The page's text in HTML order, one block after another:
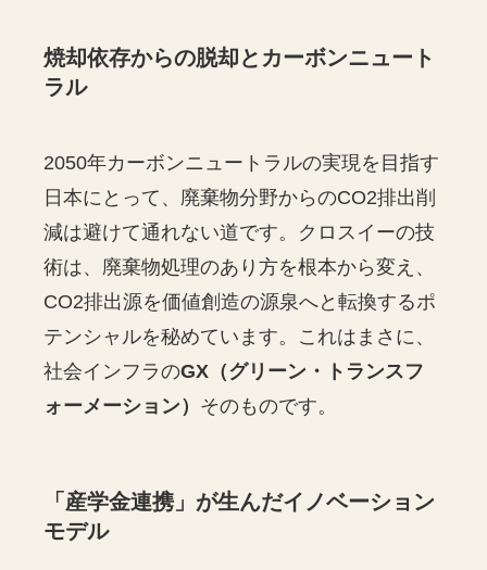
焼却依存からの脱却とカーボンニュート
ラル
2050年カーボンニュートラルの実現を目指す
日本にとって、廃棄物分野からのCO2排出削
減は避けて通れない道です。クロスイーの技
術は、廃棄物処理のあり方を根本から変え、
CO2排出源を価値創造の源泉へと転換するポ
テンシャルを秘めています。これはまさに、
社会インフラのGX（グリーン・トランスフ
ォーメーション） そのものです。
「産学金連携」が生んだイノベーション
モデル